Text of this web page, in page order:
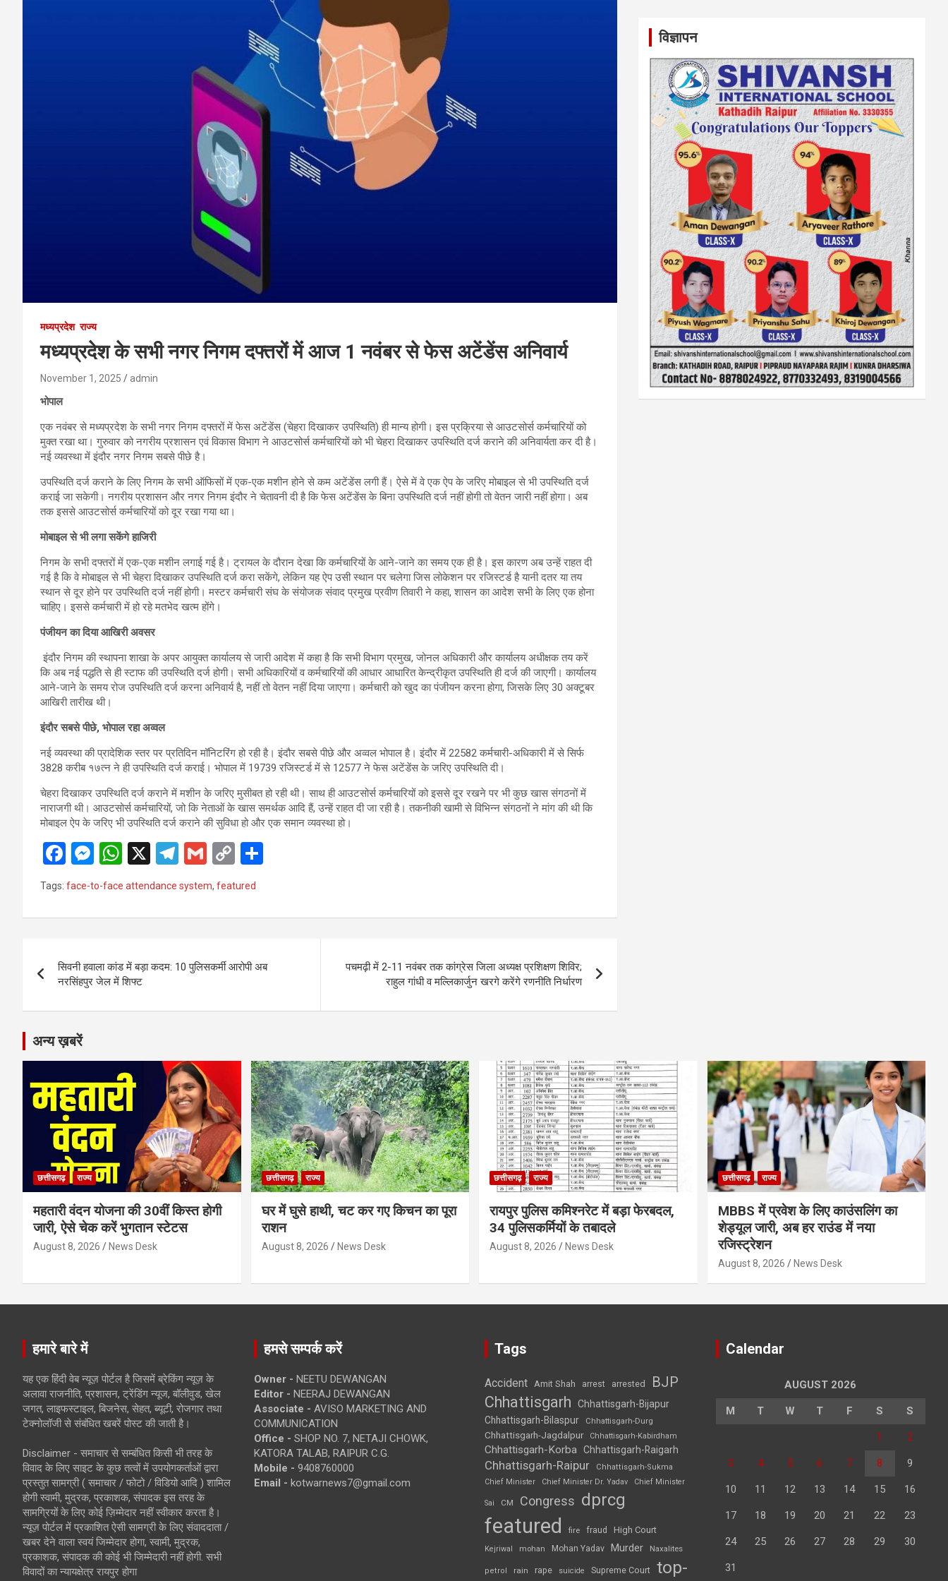
मध्यप्रदेश राज्य
मध्यप्रदेश के सभी नगर निगम दफ्तरों में आज 1 नवंबर से फेस अटेंडेंस अनिवार्य
November 1, 2025 admin
भोपाल
एक नवंबर से मध्यप्रदेश के सभी नगर निगम दफ्तरों में फेस अटेंडेंस (चेहरा दिखाकर उपस्थिति) ही मान्य होगी। इस प्रक्रिया से आउटसोर्स कर्मचारियों को
मुक्त रखा था। गुरुवार को नगरीय प्रशासन एवं विकास विभाग ने आउटसोर्स कर्मचारियों को भी चेहरा दिखाकर उपस्थिति दर्ज कराने की अनिवार्यता कर दी है।
नई व्यवस्था में इंदौर नगर निगम सबसे पीछे है।
उपस्थिति दर्ज कराने के लिए निगम के सभी ऑफिसों में एक-एक मशीन होने से कम अटेंडेंस लगी हैं। ऐसे में वे एक ऐप के जरिए मोबाइल से भी उपस्थिति दर्ज
कराई जा सकेगी। नगरीय प्रशासन और नगर निगम इंदौर ने चेतावनी दी है कि फेस अटेंडेंस के बिना उपस्थिति दर्ज नहीं होगी तो वेतन जारी नहीं होगा। अब
तक इससे आउटसोर्स कर्मचारियों को दूर रखा गया था।
मोबाइल से भी लगा सकेंगे हाजिरी
निगम के सभी दफ्तरों में एक-एक मशीन लगाई गई है। ट्रायल के दौरान देखा कि कर्मचारियों के आने-जाने का समय एक ही है। इस कारण अब उन्हें राहत दी
गई है कि वे मोबाइल से भी चेहरा दिखाकर उपस्थिति दर्ज करा सकेंगे, लेकिन यह ऐप उसी स्थान पर चलेगा जिस लोकेशन पर रजिस्टर्ड है यानी दतर या तय
स्थान से दूर होने पर उपस्थिति दर्ज नहीं होगी। मस्टर कर्मचारी संघ के संयोजक संवाद प्रमुख प्रवीण तिवारी ने कहा, शासन का आदेश सभी के लिए एक होना
चाहिए। इससे कर्मचारी में हो रहे मतभेद खत्म होंगे।
पंजीयन का दिया आखिरी अवसर
इंदौर निगम की स्थापना शाखा के अपर आयुक्त कार्यालय से जारी आदेश में कहा है कि सभी विभाग प्रमुख, जोनल अधिकारी और कार्यालय अधीक्षक तय करें
कि अब नई पद्धति से ही स्टाफ की उपस्थिति दर्ज होगी। सभी अधिकारियों व कर्मचारियों की आधार आधारित केन्द्रीकृत उपस्थिति ही दर्ज की जाएगी। कार्यालय
आने-जाने के समय रोज उपस्थिति दर्ज करना अनिवार्य है, नहीं तो वेतन नहीं दिया जाएगा। कर्मचारी को खुद का पंजीयन करना होगा, जिसके लिए 30 अक्टूबर
आखिरी तारीख थी।
इंदौर सबसे पीछे, भोपाल रहा अव्वल
नई व्यवस्था की प्रादेशिक स्तर पर प्रतिदिन मॉनिटरिंग हो रही है। इंदौर सबसे पीछे और अव्वल भोपाल है। इंदौर में 22582 कर्मचारी-अधिकारी में से सिर्फ
3828 करीब १७त्न ने ही उपस्थिति दर्ज कराई। भोपाल में 19739 रजिस्टर्ड में से 12577 ने फेस अटेंडेंस के जरिए उपस्थिति दी।
चेहरा दिखाकर उपस्थिति दर्ज कराने में मशीन के जरिए मुसीबत हो रही थी। साथ ही आउटसोर्स कर्मचारियों को इससे दूर रखने पर भी कुछ खास संगठनों में
नाराजगी थी। आउटसोर्स कर्मचारियों, जो कि नेताओं के खास समर्थक आदि हैं, उन्हें राहत दी जा रही है। तकनीकी खामी से विभिन्न संगठनों ने मांग की थी कि
मोबाइल ऐप के जरिए भी उपस्थिति दर्ज कराने की सुविधा हो और एक समान व्यवस्था हो।
F
a
ce
b
o
k
M
es
se
n
er
W
h
at
s
p
p
X
T
e
gr
m
G
m
ail
C
py
Li
k
e
Tags: face-to-face attendance system, featured
navigation
सिवनी हवाला कांड में बड़ा कदम: 10 पुलिसकर्मी आरोपी अब
नरसिंहपुर जेल में शिफ्ट
पचमढ़ी में 2-11 नवंबर तक कांग्रेस जिला अध्यक्ष प्रशिक्षण शिविर;
राहुल गांधी व मल्लिकार्जुन खरगे करेंगे रणनीति निर्धारण
विज्ञापन
अन्य ख़बरें
छत्तीसगढ़ राज्य
महतारी वंदन योजना की 30वीं किस्त होगी
जारी, ऐसे चेक करें भुगतान स्टेटस
August 8, 2026 News Desk
छत्तीसगढ़ राज्य
घर में घुसे हाथी, चट कर गए किचन का पूरा
राशन
August 8, 2026 News Desk
छत्तीसगढ़ राज्य
रायपुर पुलिस कमिश्नरेट में बड़ा फेरबदल,
34 पुलिसकर्मियों के तबादले
August 8, 2026 News Desk
छत्तीसगढ़ राज्य
MBBS में प्रवेश के लिए काउंसलिंग का
शेड्यूल जारी, अब हर राउंड में नया
रजिस्ट्रेशन
August 8, 2026 News Desk
हमारे बारे में
यह एक हिंदी वेब न्यूज़ पोर्टल है जिसमें ब्रेकिंग न्यूज़ के
अलावा राजनीति, प्रशासन, ट्रेंडिंग न्यूज, बॉलीवुड, खेल
जगत, लाइफस्टाइल, बिजनेस, सेहत, ब्यूटी, रोजगार तथा
टेक्नोलॉजी से संबंधित खबरें पोस्ट की जाती है।
Disclaimer - समाचार से सम्बंधित किसी भी तरह के
विवाद के लिए साइट के कुछ तत्वों में उपयोगकर्ताओं द्वारा
प्रस्तुत सामग्री ( समाचार / फोटो / विडियो आदि ) शामिल
होगी स्वामी, मुद्रक, प्रकाशक, संपादक इस तरह के
सामग्रियों के लिए कोई ज़िम्मेदार नहीं स्वीकार करता है।
न्यूज़ पोर्टल में प्रकाशित ऐसी सामग्री के लिए संवाददाता /
खबर देने वाला स्वयं जिम्मेदार होगा, स्वामी, मुद्रक,
प्रकाशक, संपादक की कोई भी जिम्मेदारी नहीं होगी. सभी
विवादों का न्यायक्षेत्र रायपुर होगा
हमसे सम्पर्क करें
Owner - NEETU DEWANGAN
Editor - NEERAJ DEWANGAN
Associate - AVISO MARKETING AND
COMMUNICATION
Office - SHOP NO. 7, NETAJI CHOWK,
KATORA TALAB, RAIPUR C.G.
Mobile - 9408760000
Email - kotwarnews7@gmail.com
Tags
Accident Amit Shah arrest arrested BJP
Chhattisgarh
Chhattisgarh-Bijapur
Chhattisgarh-Bilaspur
Chhattisgarh-Durg
Chhattisgarh-Jagdalpur Chhattisgarh-Kabirdham
Chhattisgarh-Korba Chhattisgarh-Raigarh
Chhattisgarh-Raipur
Chhattisgarh-Sukma
Chief Minister
Chief Minister Dr. Yadav Chief Minister
Sai CM Congress dprcg
featured fire fraud High Court
Kejriwal mohan Mohan Yadav Murder Naxalites
petrol rain rape suicide Supreme Court top-
Calendar
AUGUST 2026
M T W T F S S
1 2
3 4 5 6 7 8 9
10 11 12 13 14 15 16
17 18 19 20 21 22 23
24 25 26 27 28 29 30
31